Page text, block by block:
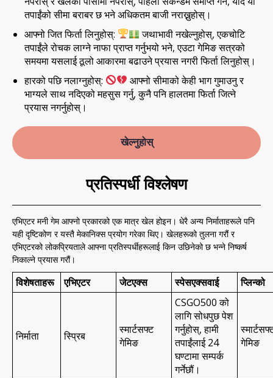
तपाईंको सीमा बराबर छ भने अधिकतम बाजी नराख्नुहोस्।
आफ्नो जित फिर्ता लिनुहोस्:
जथाभावी नखेल्नुहोस्, एकचोटि
तपाईंले रोचक लाग्ने नाफा प्राप्त गर्नुभयो भने, एउटा गेमिङ सत्रको
समयमा यसलाई ठूलो आकारमा बढाउने प्रयास नगरी फिर्ता लिनुहोस्।
हारको पछि नलाग्नुहोस्:
आफ्नो सीमाको केही भाग गुमाउनु र
भाग्यले साथ नदिएको महसुस गर्नु, कुनै पनि हालतमा फिर्ता जित्ने
प्रयास नगर्नुहोस्।
खेल्नुहोस्
प्रतिस्पर्धी विश्लेषण
एभिएटर मनी गेम आफ्नो प्रकारको एक मात्र खेल होइन। धेरै अन्य निर्माताहरूले पनि
यही दृष्टिकोण र यस्तै मेकानिक्स प्रयोग गरेका थिए। खेलहरूको तुलना गरौं र
एभिएटरको लोकप्रियताले आफ्ना प्रतिस्पर्धीहरूलाई किन उछिनेको छ भन्ने निष्कर्ष
निकाल्ने प्रयास गरौं।
विशेषताहरू एभिएटर जेटएक्स स्पेसएक्सवाई प्लिन्को
निर्माता स्प्रिब
स्मार्टसफ्ट
गेमिङ
CSGO500 को
लागि सोधपुछ पेश
गर्नुहोस्, हामी
तपाईंलाई 24
घण्टामा सम्पर्क
गर्नेछौं।
गेमिङ